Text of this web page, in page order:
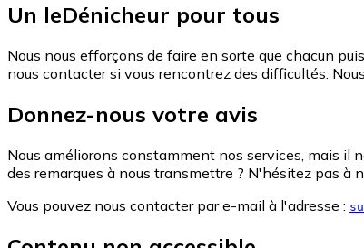
Un leDénicheur pour tous
Nous nous efforçons de faire en sorte que chacun
nous contacter si vous rencontrez des difficultés.
Donnez-nous votre avis
Nous améliorons constamment nos services, mais il
des remarques à nous transmettre ? N'hésitez pas à
Vous pouvez nous contacter par e-mail à l'adresse :